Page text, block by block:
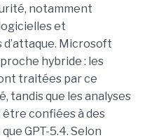
notamment
et
Microsoft
hybride : les
traitées par ce
tandis que les analyses
confiées à des
GPT-5.4. Selon